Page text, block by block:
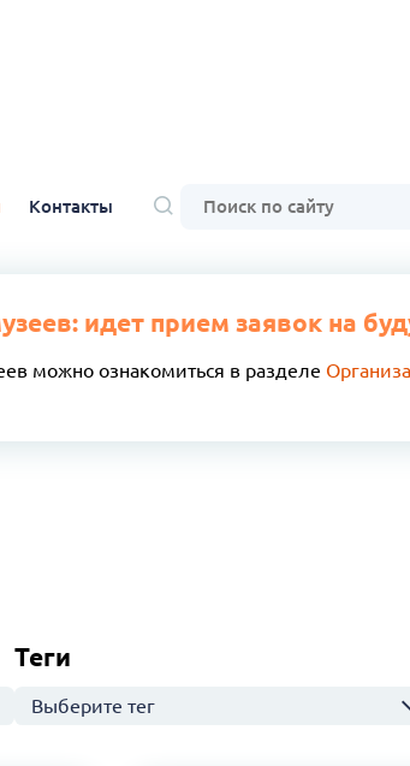
Контакты
идет прием заявок на
можно ознакомиться в разделе
Теги
Выберите тег